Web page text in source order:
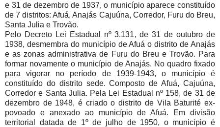
e 31 de dezembro de 1937, o município aparece constituído
de 7 distritos: Afuá, Anajás Cajuúna, Corredor, Furu do Breu,
Santa Julia e Trovão.
Pelo Decreto Lei Estadual nº 3.131, de 31 de outubro de
1938, desmembra do município de Afuá o distrito de Anajás
e as zonas administrativa de Furu do Breu e Trovão. Para
formar novamente o município de Anajás. No quadro fixado
para vigorar no período de 1939-1943, o município é
constituído do distrito sede. Composto de Afuá, Cajuúna,
Corredor e Santa Julia. Pela Lei Estadual nº 158, de 31 de
dezembro de 1948, é criado o distrito de Vila Baturité ex-
povoado e anexado ao município de Afuá. Em divisão
territorial datada de 1º de julho de 1950, o município é